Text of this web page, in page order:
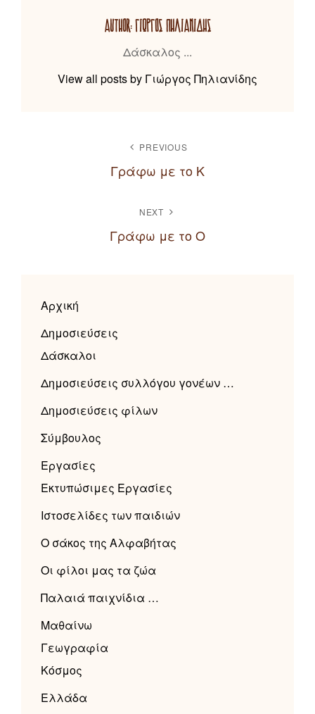
AUTHOR:ΓΙΏΡΓΟΣ ΠΗΛΙΑΝΊΔΗΣ
Δάσκαλος ...
View all posts by Γιώργος Πηλιανίδης
PREVIOUS
Γράφω με το Κ
NEXT
Γράφω με το Ο
Αρχική
Δημοσιεύσεις
Δάσκαλοι
Δημοσιεύσεις συλλόγου γονέων …
Δημοσιεύσεις φίλων
Σύμβουλος
Εργασίες
Εκτυπώσιμες Εργασίες
Ιστοσελίδες των παιδιών
Ο σάκος της Αλφαβήτας
Οι φίλοι μας τα ζώα
Παλαιά παιχνίδια …
Μαθαίνω
Γεωγραφία
Κόσμος
Ελλάδα